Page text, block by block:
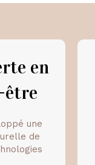
en
être
une
de